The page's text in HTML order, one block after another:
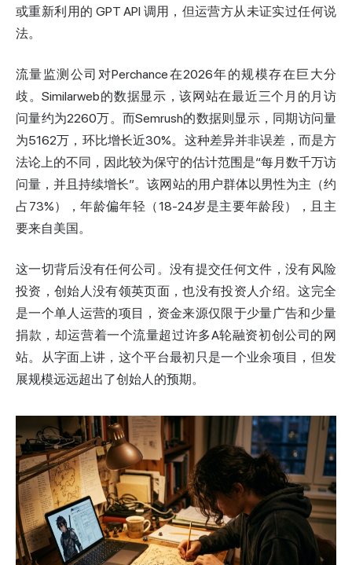
或重新利用的 GPT API 调用，但运营方从未证实过任何说
法。
流量监测公司对Perchance在2026年的规模存在巨大分
歧。Similarweb的数据显示，该网站在最近三个月的月访
问量约为2260万。而Semrush的数据则显示，同期访问量
为5162万，环比增长近30%。这种差异并非误差，而是方
法论上的不同，因此较为保守的估计范围是“每月数千万访
问量，并且持续增长”。该网站的用户群体以男性为主（约
占73%），年龄偏年轻（18-24岁是主要年龄段），且主
要来自美国。
这一切背后没有任何公司。没有提交任何文件，没有风险
投资，创始人没有领英页面，也没有投资人介绍。这完全
是一个单人运营的项目，资金来源仅限于少量广告和少量
捐款，却运营着一个流量超过许多A轮融资初创公司的网
站。从字面上讲，这个平台最初只是一个业余项目，但发
展规模远远超出了创始人的预期。